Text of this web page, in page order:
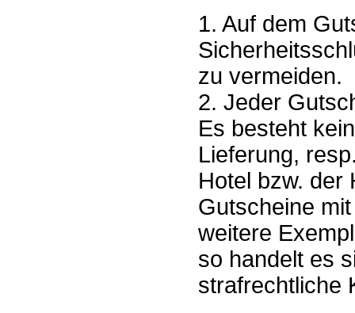
1. Auf dem
zu vermeiden.
2. Jeder
Es besteht
Lieferung,
Hotel bzw. der
Gutscheine
weitere
so handelt es
strafrechtliche